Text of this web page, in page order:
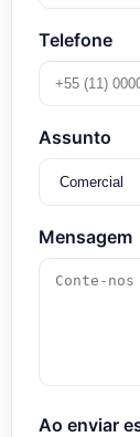
Telefone
Assunto
Mensagem
Ao enviar